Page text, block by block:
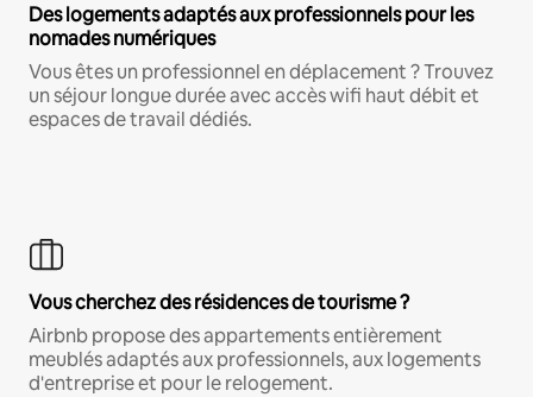
Des logements adaptés aux professionnels pour les
nomades numériques
Vous êtes un professionnel en déplacement ? Trouvez
un séjour longue durée avec accès wifi haut débit et
espaces de travail dédiés.
Vous cherchez des résidences de tourisme ?
Airbnb propose des appartements entièrement
meublés adaptés aux professionnels, aux logements
d'entreprise et pour le relogement.